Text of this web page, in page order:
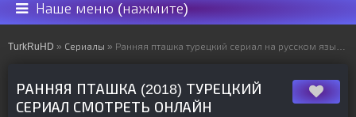
Наше меню (нажмите)
TurkRuHD » Сериалы » Ранняя пташка турецкий сериал на русском языке все серии смотреть онлайн бесплатно подряд
РАННЯЯ ПТАШКА (2018) ТУРЕЦКИЙ
СЕРИАЛ СМОТРЕТЬ ОНЛАЙН